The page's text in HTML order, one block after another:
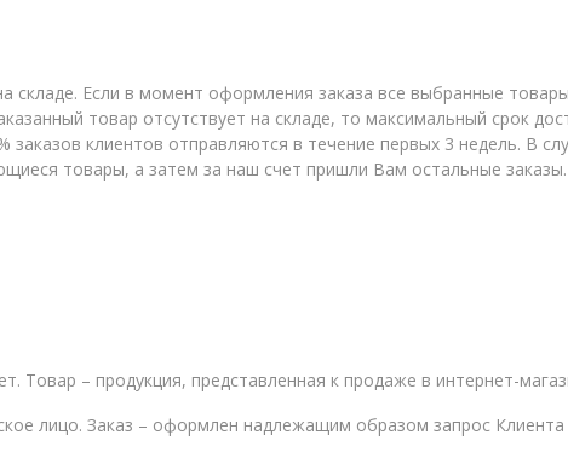
складе. Если в момент оформления заказа все выбранные
товар отсутствует на складе, то максимальный срок
клиентов отправляются в течение первых 3 недель. В
товары, а затем за наш счет пришли Вам остальные заказы.
Товар – продукция, представленная к продаже в интернет-
лицо. Заказ – оформлен надлежащим образом запрос Клиента